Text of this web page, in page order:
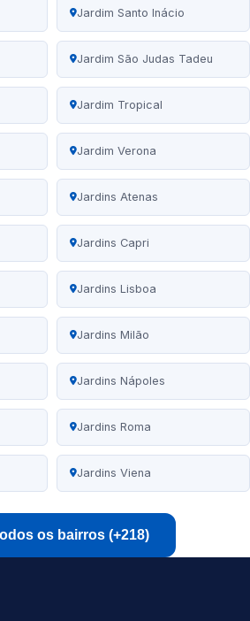
Jardim Santo Inácio
Jardim São Judas Tadeu
Jardim Tropical
Jardim Verona
Jardins Atenas
Jardins Capri
Jardins Lisboa
Jardins Milão
Jardins Nápoles
Jardins Roma
Jardins Viena
os bairros (+218)